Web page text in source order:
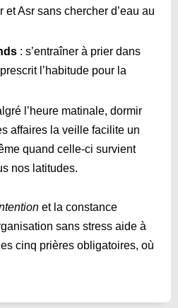
et Asr sans chercher d’eau au
: s’entraîner à prier dans
l’habitude pour la
l’heure matinale, dormir
affaires la veille facilite un
quand celle-ci survient
nos latitudes.
et la constance
sans stress aide à
cinq prières obligatoires, où